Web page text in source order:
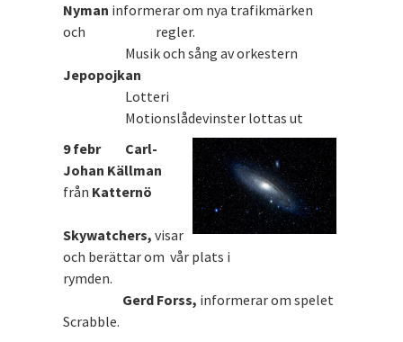
Nyman informerar om nya trafikmärken
och regler.
Musik och sång av orkestern
Jepopojkan
Lotteri
Motionslådevinster lottas ut
9 febr Carl-
Johan Källman
från Katternö
Skywatchers, visar
och berättar om vår plats i
rymden.
Gerd Forss, informerar om spelet
Scrabble.